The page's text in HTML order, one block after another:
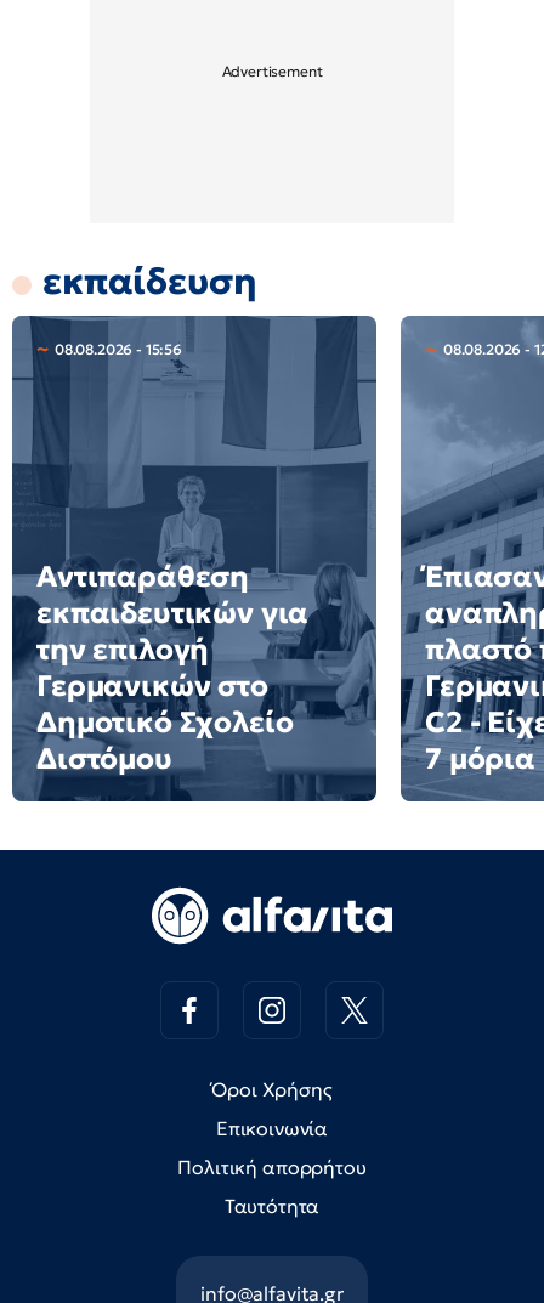
εκπαίδευση
08.08.2026 - 15:56
Αντιπαράθεση
εκπαιδευτικών για
την επιλογή
Γερμανικών στο
Δημοτικό Σχολείο
Διστόμου
08.08.2026 -
πλαστό
C2 -
7 μόρια
Όροι Χρήσης
Επικοινωνία
Πολιτική απορρήτου
Ταυτότητα
info@alfavita.gr